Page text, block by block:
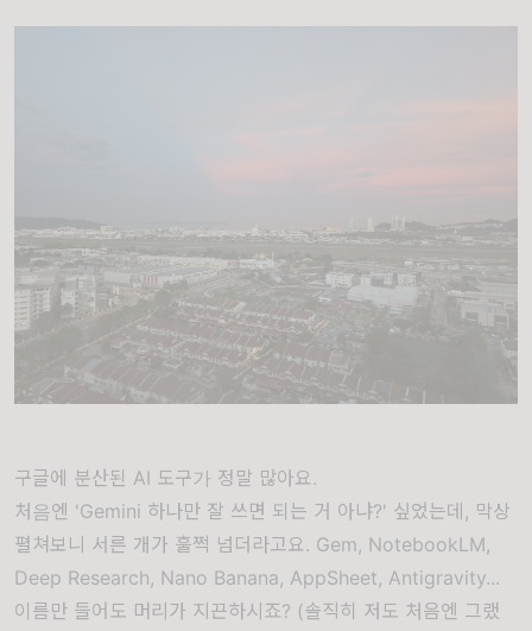
구글에 분산된 AI 도구가 정말 많아요.
처음엔 'Gemini 하나만 잘 쓰면 되는 거 아냐?' 싶었는데, 막상
펼쳐보니 서른 개가 훌쩍 넘더라고요. Gem, NotebookLM,
Deep Research, Nano Banana, AppSheet, Antigravity...
이름만 들어도 머리가 지끈하시죠? (솔직히 저도 처음엔 그랬